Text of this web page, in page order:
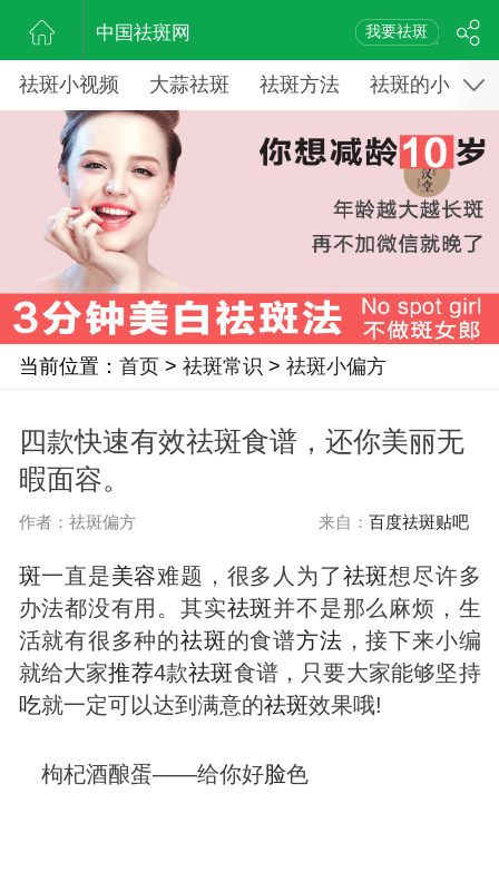
中国祛斑网 我要祛斑
祛斑小视频 大蒜祛斑 祛斑方法 祛斑的小窍门
当前位置： 首页> 祛斑常识 > 祛斑小偏方
四款快速有效祛斑食谱，还你美丽无
暇面容。
作者：祛斑偏方 来自： 百度祛斑贴吧
斑一直是美容难题，很多人为了祛斑想尽许多
办法都没有用。其实祛斑并不是那么麻烦，生
活就有很多种的祛斑的食谱方法 ，接下来小编
就给大家推荐4款祛斑食谱，只要大家能够坚持
吃就一定可以达到满意的祛斑效果哦!
枸杞酒酿蛋——给你好脸色